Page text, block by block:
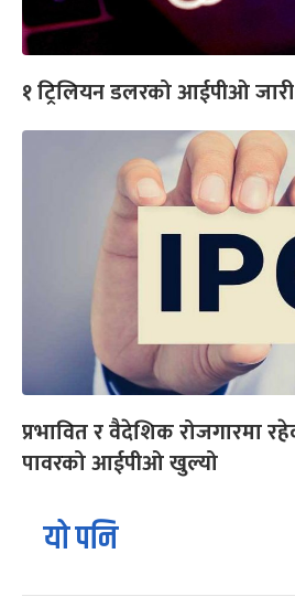
१ ट्रिलियन डलरको आईपीओ
प्रभावित र वैदेशिक रोजगारमा
पावरको आईपीओ खुल्यो
यो पनि